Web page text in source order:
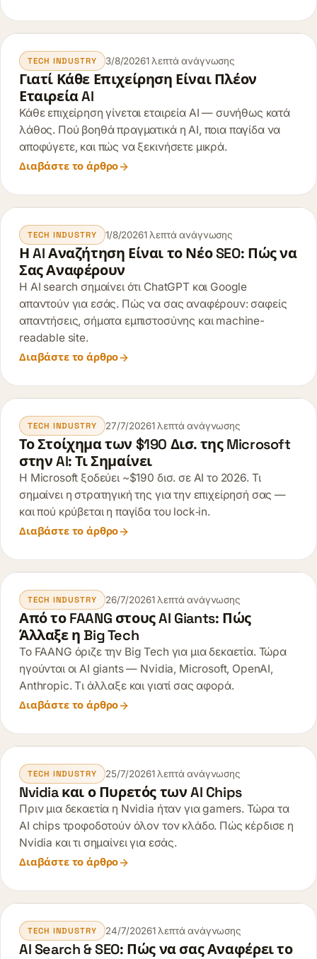
TECH INDUSTRY 3/8/20261 λεπτά ανάγνωσης
Γιατί Κάθε Επιχείρηση Είναι Πλέον
Εταιρεία AI
Κάθε επιχείρηση γίνεται εταιρεία AI — συνήθως κατά
λάθος. Πού βοηθά πραγματικά η AI, ποια παγίδα να
αποφύγετε, και πώς να ξεκινήσετε μικρά.
Διαβάστε το άρθρο
TECH INDUSTRY 1/8/20261 λεπτά ανάγνωσης
Η AI Αναζήτηση Είναι το Νέο SEO: Πώς να
Σας Αναφέρουν
Η AI search σημαίνει ότι ChatGPT και Google
απαντούν για εσάς. Πώς να σας αναφέρουν: σαφείς
απαντήσεις, σήματα εμπιστοσύνης και machine-
readable site.
Διαβάστε το άρθρο
TECH INDUSTRY 27/7/20261 λεπτά ανάγνωσης
Το Στοίχημα των $190 Δισ. της Microsoft
στην AI: Τι Σημαίνει
Η Microsoft ξοδεύει ~$190 δισ. σε AI το 2026. Τι
σημαίνει η στρατηγική της για την επιχείρησή σας —
και πού κρύβεται η παγίδα του lock‑in.
Διαβάστε το άρθρο
TECH INDUSTRY 26/7/20261 λεπτά ανάγνωσης
Από το FAANG στους AI Giants: Πώς
Άλλαξε η Big Tech
Το FAANG όριζε την Big Tech για μια δεκαετία. Τώρα
ηγούνται οι AI giants — Nvidia, Microsoft, OpenAI,
Anthropic. Τι άλλαξε και γιατί σας αφορά.
Διαβάστε το άρθρο
TECH INDUSTRY 25/7/20261 λεπτά ανάγνωσης
Nvidia και ο Πυρετός των AI Chips
Πριν μια δεκαετία η Nvidia ήταν για gamers. Τώρα τα
AI chips τροφοδοτούν όλον τον κλάδο. Πώς κέρδισε η
Nvidia και τι σημαίνει για εσάς.
Διαβάστε το άρθρο
TECH INDUSTRY 24/7/20261 λεπτά ανάγνωσης
AI Search & SEO: Πώς να σας Αναφέρει το